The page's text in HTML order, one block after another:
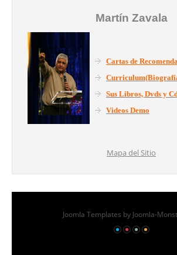
Martín Zavala
Cartas de
Sus Libros, Dvds y
Videos Demo
Mapa del Sitio
Joomla Templates by Joomla-